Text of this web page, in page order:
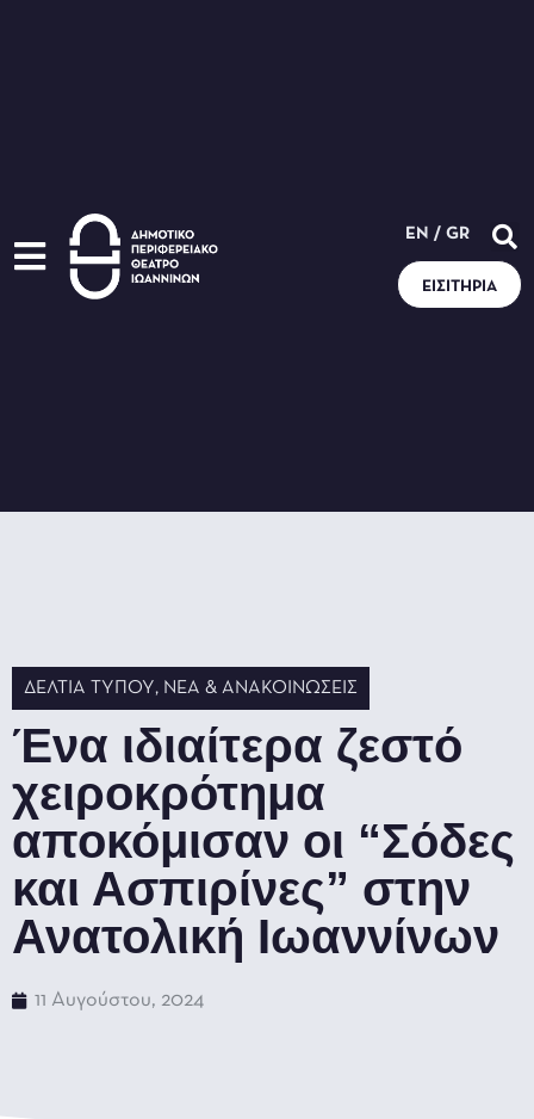
EN / GR
ΕΙΣΙΤΉΡΙΑ
ΔΕΛΤΊΑ ΤΎΠΟΥ, ΝΈΑ & ΑΝΑΚΟΙΝΏΣΕΙΣ
Ένα ιδιαίτερα ζεστό
χειροκρότημα
αποκόμισαν οι “Σόδες
και Ασπιρίνες” στην
Ανατολική Ιωαννίνων
11 Αυγούστου, 2024